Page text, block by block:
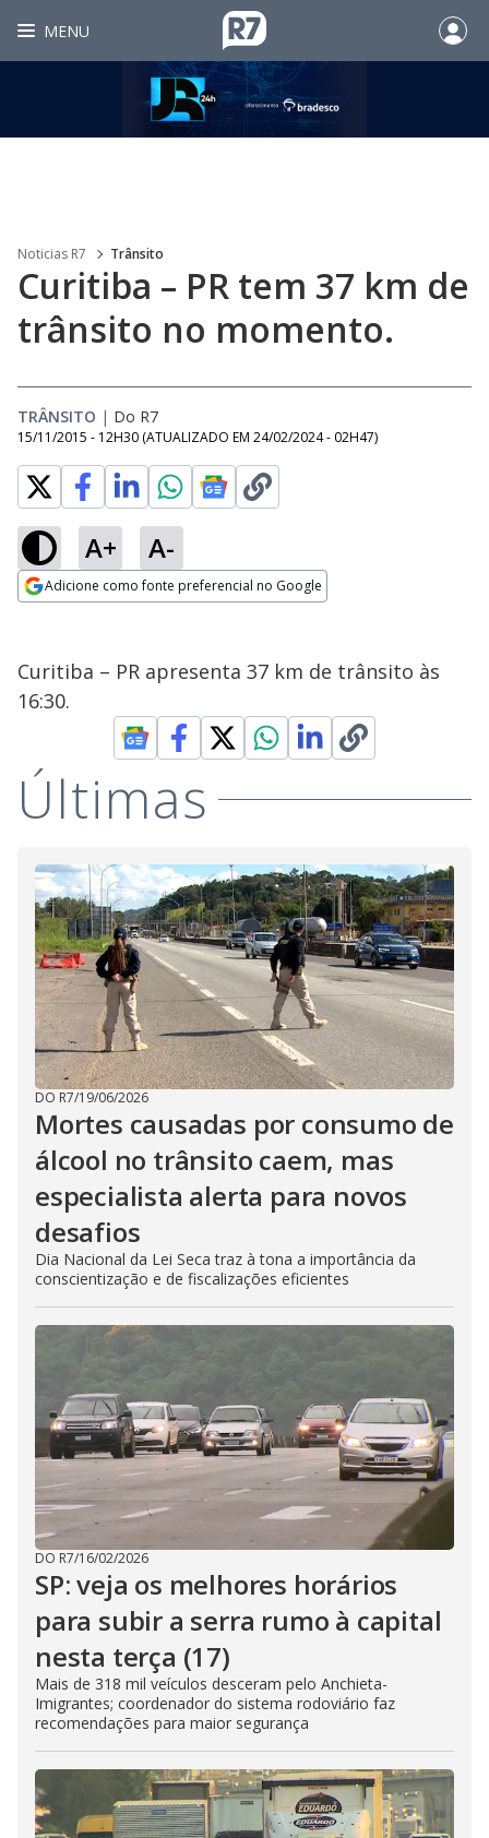
MENU
Noticias R7 Trânsito
Curitiba – PR tem 37 km de
trânsito no momento.
TRÂNSITO | Do R7
15/11/2015 - 12H30 (ATUALIZADO EM 24/02/2024 - 02H47)
A+ A-
Adicione como fonte preferencial no Google
Curitiba – PR apresenta 37 km de trânsito às
16:30.
Últimas
DO R7/19/06/2026
Mortes causadas por consumo de
álcool no trânsito caem, mas
especialista alerta para novos
desafios
Dia Nacional da Lei Seca traz à tona a importância da
conscientização e de fiscalizações eficientes
DO R7/16/02/2026
SP: veja os melhores horários
para subir a serra rumo à capital
nesta terça (17)
Mais de 318 mil veículos desceram pelo Anchieta-
Imigrantes; coordenador do sistema rodoviário faz
recomendações para maior segurança